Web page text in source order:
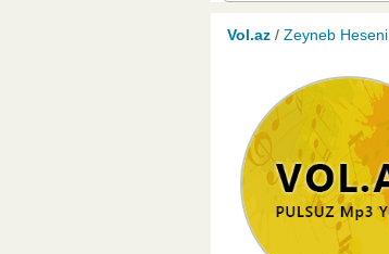
Vol.az / Zeyneb Heseni